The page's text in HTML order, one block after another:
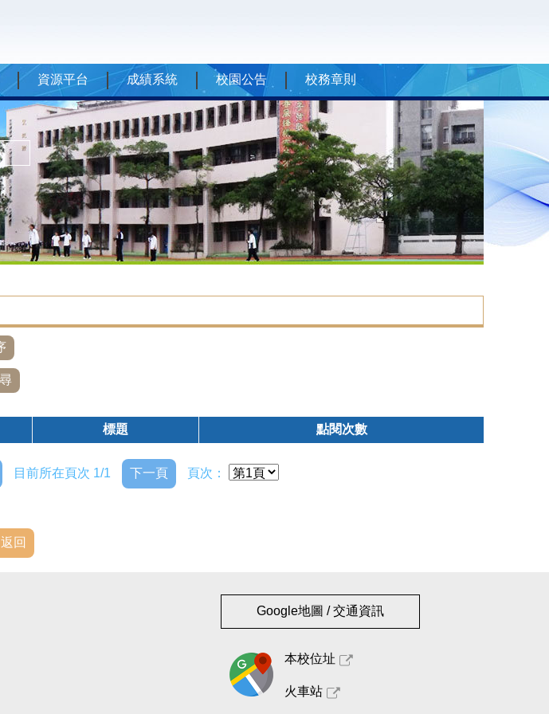
資源平台 成績系統 校園公告 校務章則
標題 點閱次數
目前所在頁次 1/1 下一頁 頁次：
返回
Google地圖 / 交通資訊
本校位址
火車站